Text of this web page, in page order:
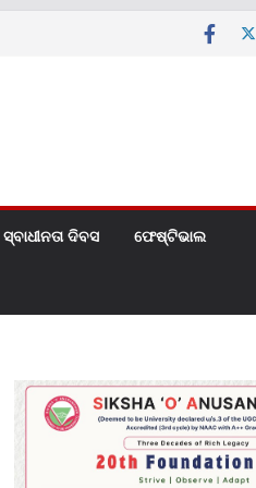
ସ୍ବାଧୀନତା ଦିବସ ଫେଷ୍ଟିଭାଲ